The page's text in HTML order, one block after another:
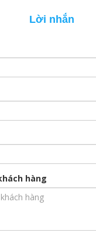
trên.
Lời nhắn
hàng